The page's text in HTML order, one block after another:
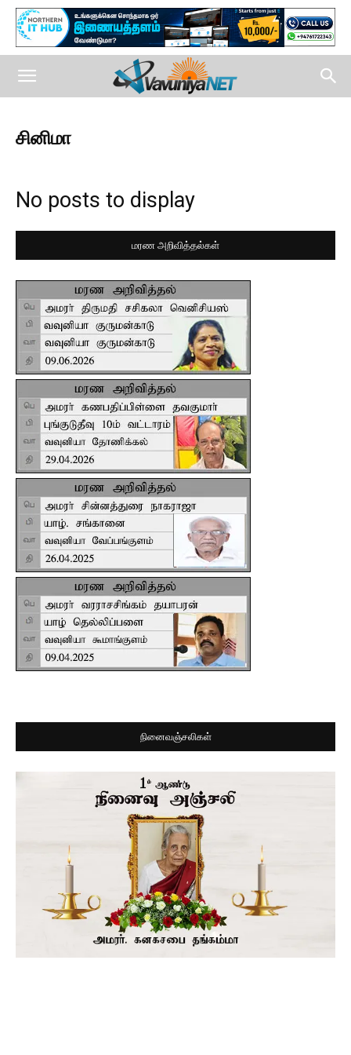
சினிமா
No posts to display
மரண அறிவித்தல்கள்
நினைவஞ்சலிகள்